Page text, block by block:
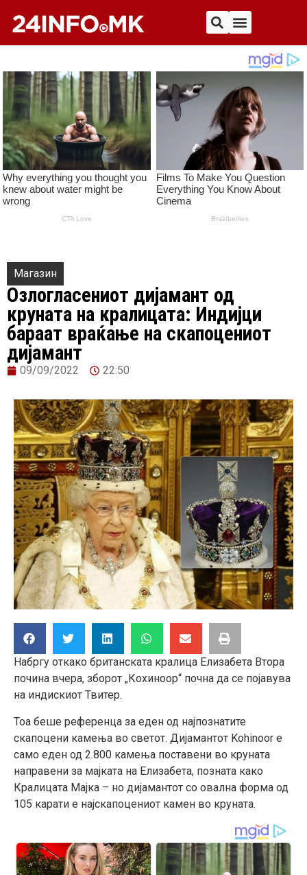
Магазин
Озлогласениот дијамант од
круната на кралицата: Индијци
бараат враќање на скапоцениот
дијамант
09/09/2022 22:50
Набргу откако британската кралица Елизабета Втора
почина вчера, зборот „Кохиноор“ почна да се појавува
на индискиот Твитер.
Тоа беше референца за еден од најпознатите
скапоцени камења во светот. Дијамантот Kohinoor е
само еден од 2.800 камења поставени во круната
направени за мајката на Елизабета, позната како
Кралицата Мајка – но дијамантот со овална форма од
105 карати е најскапоцениот камен во круната.